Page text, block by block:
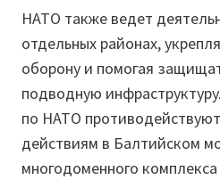
НАТО также ведет
отдельных районах,
оборону и помогая
подводную
по НАТО
действиям в Балтийском
многодоменного